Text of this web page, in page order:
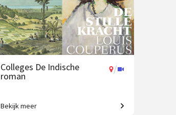
Colleges De Indische
roman
/
Koloniale erfenis in de moderne
Bekijk meer